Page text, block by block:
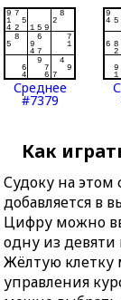
Среднее
#7379
Как
Судоку на
добавляется в
Цифру можно
одну из
Жёлтую
управления